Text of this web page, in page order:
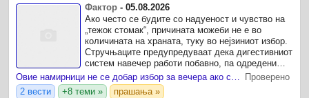
Фактор -05.08.2026
Ако често се будите со надуеност и чувство на
„тежок стомак“, причината можеби не е во
количината на храната, туку во нејзиниот избор.
Стручњаците предупредуваат дека дигестивниот
систем навечер работи побавно, па одредени
намирници можат да предизвикаат гасови,
ферментација и ...
Овие намирници не се добар избор за вечера ако сакате мирен сон и лесно варење
Проверено
2 вести
+8 теми » прашања »